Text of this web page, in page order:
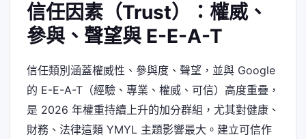
信任因素（Trust）：權威、
參與、聲望與 E-E-A-T
信任類別涵蓋權威性、參與度、聲望，並與 Google
的 E-E-A-T（經驗、專業、權威、可信）高度重疊，
是 2026 年權重持續上升的加分群組，尤其對健康、
財務、法律這類 YMYL 主題影響最大。建立可信作